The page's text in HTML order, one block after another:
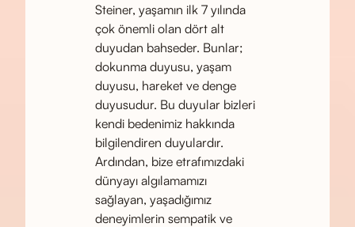
Steiner, yaşamın ilk 7 yılında
çok önemli olan dört alt
duyudan bahseder. Bunlar;
dokunma duyusu, yaşam
duyusu, hareket ve denge
duyusudur. Bu duyular bizleri
kendi bedenimiz hakkında
bilgilendiren duyulardır.
Ardından, bize etrafımızdaki
dünyayı algılamamızı
sağlayan, yaşadığımız
deneyimlerin sempatik ve